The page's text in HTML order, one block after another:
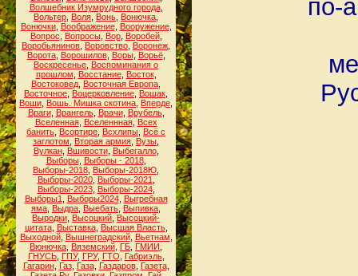
Волшебник Изумрудного города,
Вольтер Воля Вонь Вонючка
Вонючки, Воображение, Вооружение,
Вопрос
Вопросы, Вор, Воробей,
Воробьянинов Воровство Воронеж
Ворота, Ворошилов, Воры, Ворьё,
Воскресенье Воспоминания о
прошлом
Восстание, Восток,
Востоковед Восточная Европа
Восточное Воцерковление Вошак
Воши Вошь. Мишка скотина Вперде
Враги, Врангель, Врачи, Врубель,
Вселенная, Вселеннная, Всех
банить Всортире Всхлипы Всё с
заглотом
Вторая армия Вузы
Вулкан, Вшивости, Выбегалло,
Выборы, Выборы - 2018,
Выборы-2018 Выборы-2018Ю
Выборы-2020, Выборы-2021
Выборы-2023, Выборы-2024,
Выборы1
Выборы2024, Выгребная
яма Выдра Выебать Выпивка
Выродки Высоцкий Высоцкий-
цитата, Выставка, Высшая Власть,
Выходной, Вышнеградский, Вьетнам
Вюнючка Вяземский ГБ ГМИИ
ГНУСЬ, ГПУ, ГРУ, ГТО Габриэль,
Гагарин, Газ, Газа, Газдаров, Газета,
по-